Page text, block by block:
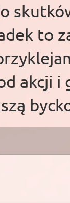
to
akcji i